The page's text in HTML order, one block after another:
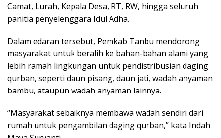
Camat, Lurah, Kepala Desa, RT, RW, hingga seluruh
panitia penyelenggara Idul Adha.
Dalam edaran tersebut, Pemkab Tanbu mendorong
masyarakat untuk beralih ke bahan-bahan alami yang
lebih ramah lingkungan untuk pendistribusian daging
qurban, seperti daun pisang, daun jati, wadah anyaman
bambu, ataupun wadah anyaman lainnya.
“Masyarakat sebaiknya membawa wadah sendiri dari
rumah untuk pengambilan daging qurban,” kata Indah